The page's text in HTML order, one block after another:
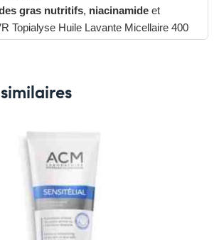
gras nutritifs, niacinamide et
Topialyse Huile Lavante Micellaire 400
soyeuse se transforme en une
non gras et un parfum agréable.
la famille, dès la naissance.
Topialyse Huile Lavante Micellaire
et respecte les peaux sensibles
grâce à la niacinamide et la